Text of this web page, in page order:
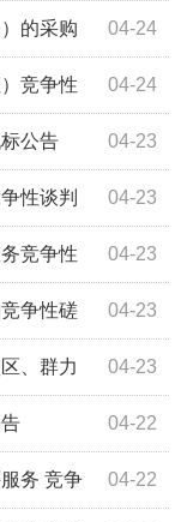
04-24
的采购
04-24
竞争性
04-23
公告
04-23
性谈判
04-23
竞争性
04-23
争性磋
04-23
、群力
04-22
04-22
务 竞争